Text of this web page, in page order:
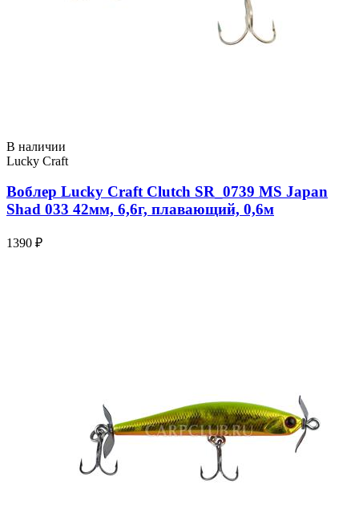
В наличии
Lucky Craft
Воблер Lucky Craft Clutch SR_0739 MS Japan
Shad 033 42мм, 6,6г, плавающий, 0,6м
1390 ₽